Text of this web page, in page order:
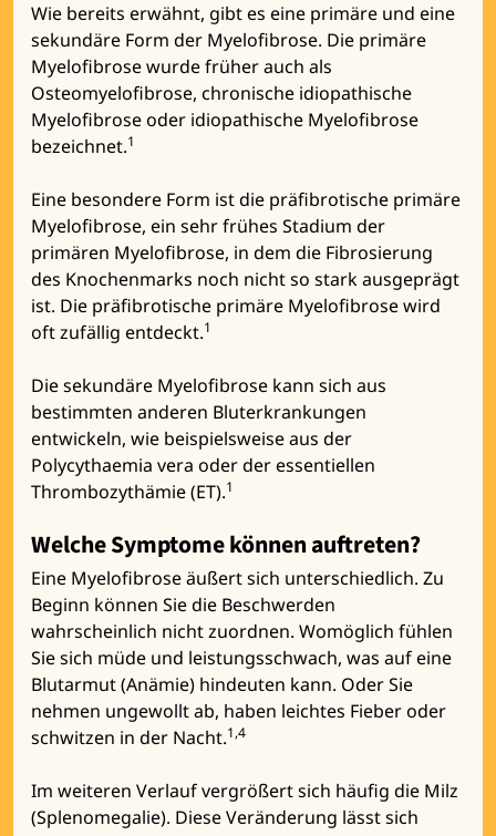
Wie bereits erwähnt, gibt es eine primäre und eine
sekundäre Form der Myelofibrose. Die primäre
Myelofibrose wurde früher auch als
Osteomyelofibrose, chronische idiopathische
Myelofibrose oder idiopathische Myelofibrose
bezeichnet.1
Eine besondere Form ist die präfibrotische primäre
Myelofibrose, ein sehr frühes Stadium der
primären Myelofibrose, in dem die Fibrosierung
des Knochenmarks noch nicht so stark ausgeprägt
ist. Die präfibrotische primäre Myelofibrose wird
oft zufällig entdeckt.1
Die sekundäre Myelofibrose kann sich aus
bestimmten anderen Bluterkrankungen
entwickeln, wie beispielsweise aus der
Polycythaemia vera oder der essentiellen
Thrombozythämie (ET).1
Welche Symptome können auftreten?
Eine Myelofibrose äußert sich unterschiedlich. Zu
Beginn können Sie die Beschwerden
wahrscheinlich nicht zuordnen. Womöglich fühlen
Sie sich müde und leistungsschwach, was auf eine
Blutarmut (Anämie) hindeuten kann. Oder Sie
nehmen ungewollt ab, haben leichtes Fieber oder
schwitzen in der Nacht.1,4
Im weiteren Verlauf vergrößert sich häufig die Milz
(Splenomegalie). Diese Veränderung lässt sich